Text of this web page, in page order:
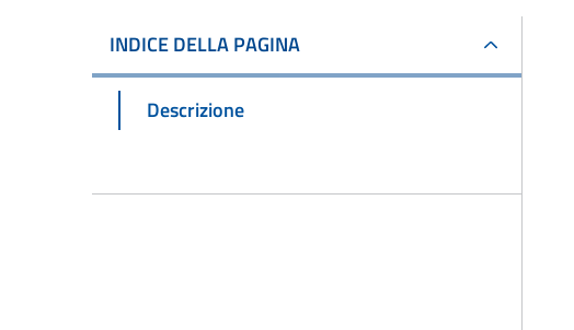
INDICE DELLA PAGINA
Descrizione